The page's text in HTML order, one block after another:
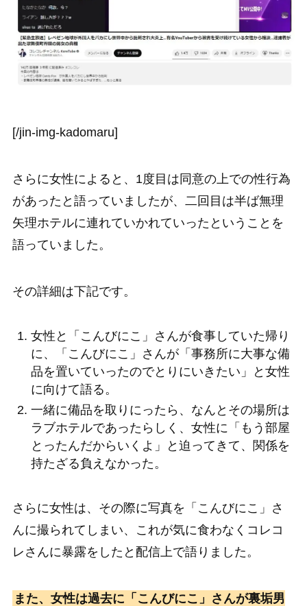
[/jin-img-kadomaru]
さらに女性によると、1度目は同意の上での性行為
があったと語っていましたが、二回目は半ば無理
矢理ホテルに連れていかれていったということを
語っていました。
その詳細は下記です。
女性と「こんびにこ」さんが食事していた帰り
に、「こんびにこ」さんが「事務所に大事な備
品を置いていったのでとりにいきたい」と女性
に向けて語る。
一緒に備品を取りにったら、なんとその場所は
ラブホテルであったらしく、女性に「もう部屋
とったんだからいくよ」と迫ってきて、関係を
持たざる負えなかった。
さらに女性は、その際に写真を「こんびにこ」さ
んに撮られてしまい、これが気に食わなくコレコ
レさんに暴露をしたと配信上で語りました。
また、女性は過去に「こんびにこ」さんが裏垢男